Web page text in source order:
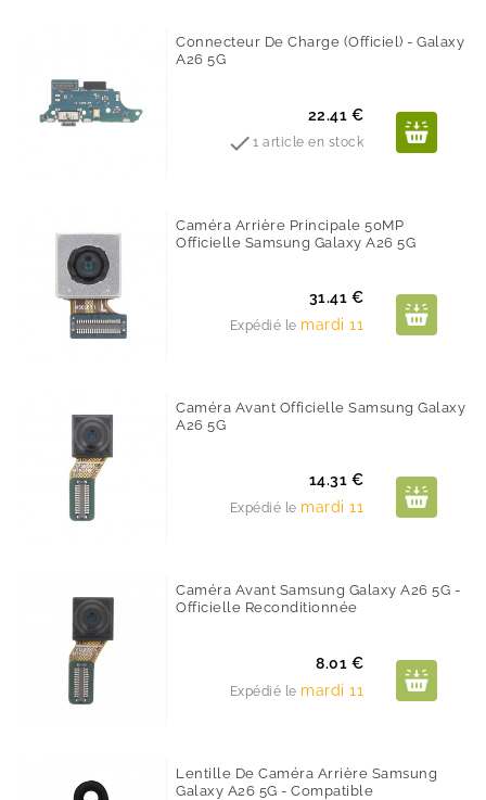
Connecteur De Charge (Officiel) - Galaxy
A26 5G
Prix
22.41 €
1 article en stock
Caméra Arrière Principale 50MP
Officielle Samsung Galaxy A26 5G
Prix
31.41 €
Expédié le mardi 11
Caméra Avant Officielle Samsung Galaxy
A26 5G
Prix
14.31 €
Expédié le mardi 11
Caméra Avant Samsung Galaxy A26 5G -
Officielle Reconditionnée
Prix
8.01 €
Expédié le mardi 11
Lentille De Caméra Arrière Samsung
Galaxy A26 5G - Compatible